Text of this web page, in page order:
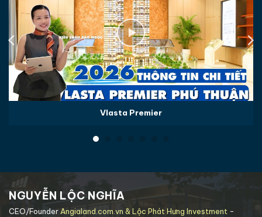
Vlasta Premier
NGUYỄN LỘC NGHĨA
CEO/FounderAngialand.com.vn & Lộc Phát Hưng Investment -